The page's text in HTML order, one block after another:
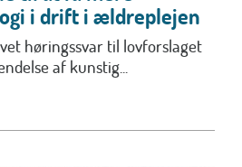
i drift i ældreplejen
høringssvar til lovforslaget
af kunstig...